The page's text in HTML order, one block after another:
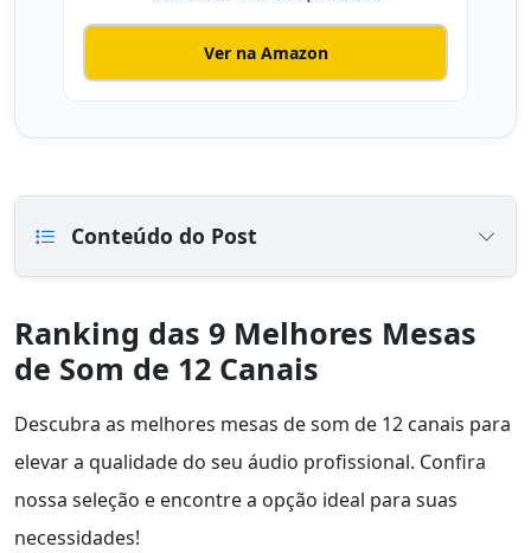
Ver na Amazon
Conteúdo do Post
Ranking das 9 Melhores Mesas
de Som de 12 Canais
Descubra as melhores mesas de som de 12 canais para
elevar a qualidade do seu áudio profissional. Confira
nossa seleção e encontre a opção ideal para suas
necessidades!